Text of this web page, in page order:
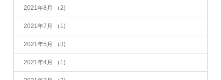
2021年8月 （2)
2021年7月 （1)
2021年5月 （3)
2021年4月 （1)